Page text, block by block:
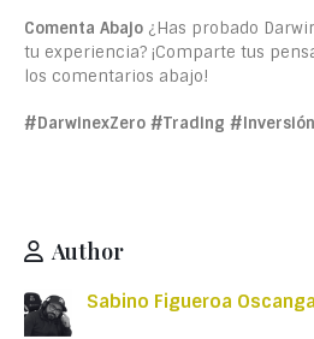
Comenta Abajo ¿Has probado
tu experiencia? ¡Comparte tus
los comentarios abajo!
#DarwinexZero #Trading
Author
Sabino Figueroa Oscanga